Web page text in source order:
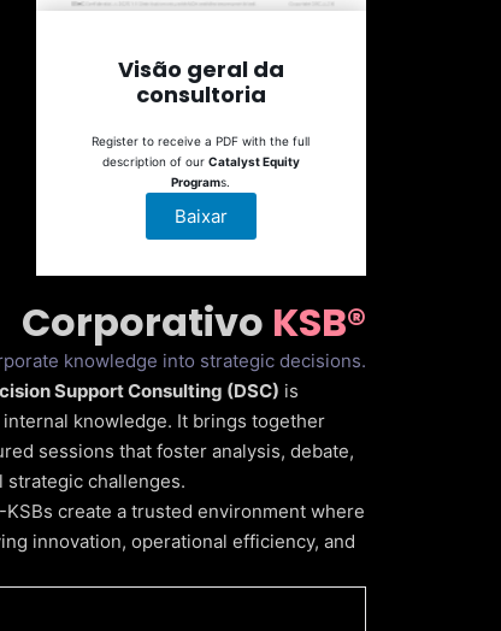
Visão geral da
consultoria
Register to receive a PDF with the full
description of our Catalyst Equity
Programs.
Baixar
Corporativo KSB®
knowledge into strategic decisions.
Support Consulting (DSC) is
knowledge. It brings together
sessions that foster analysis, debate,
strategic challenges.
KSBs create a trusted environment where
innovation, operational efficiency, and